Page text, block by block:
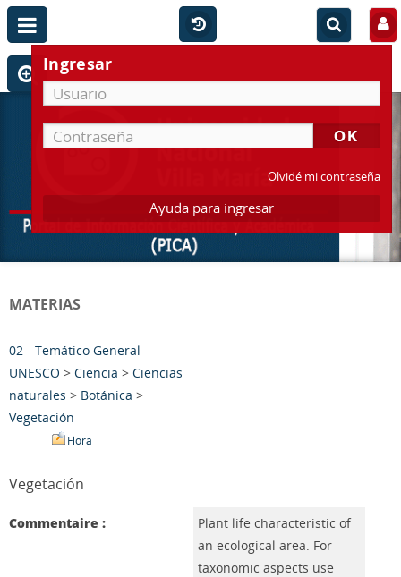
Ingresar
Olvidé mi contraseña
Ayuda para ingresar
MATERIAS
02 - Temático General -
UNESCO > Ciencia > Ciencias
naturales > Botánica >
Vegetación
Flora
Vegetación
Commentaire :
Plant life characteristic of
an ecological area. For
taxonomic aspects use